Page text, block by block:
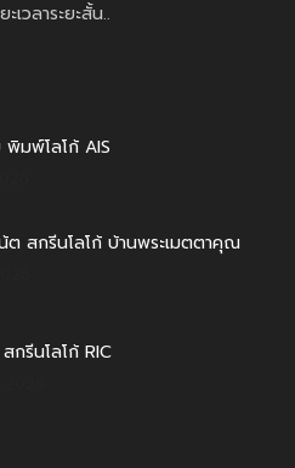
เวลาระยะสั้น..
มพ์โลโก้ AIS
ต สกรีนโลโก้ บ้านพระเมตตาคุณ
กรีนโลโก้ RIC